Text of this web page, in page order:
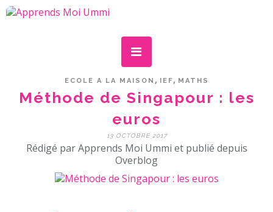
ECOLE A LA MAISON , IEF, MATHS
Méthode de Singapour : les
euros
13 OCTOBRE 2017
Rédigé par Apprends Moi Ummi et publié depuis
Overblog